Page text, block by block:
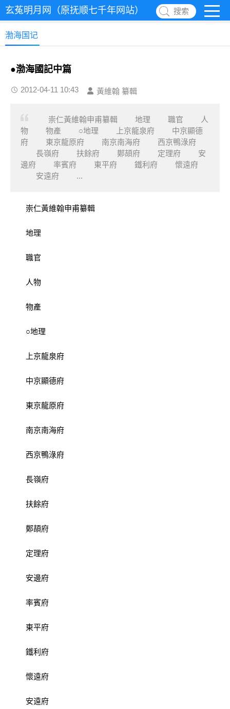
玄菟明月网（原抚顺七千年网站） 搜索
渤海国记
●渤海國記中篇
2012-04-11 10:43 黃維翰 纂輯
崇仁黃維翰申甫纂輯 地理 職官 人
物 物產 ○地理 上京龍泉府 中京顯德
府 東京龍原府 南京南海府 西京鴨淥府
長嶺府 扶餘府 鄚頡府 定理府 安
邊府 率賓府 東平府 鐵利府 懷遠府
安遠府 ...
崇仁黃維翰申甫纂輯
地理
職官
人物
物產
○地理
上京龍泉府
中京顯德府
東京龍原府
南京南海府
西京鴨淥府
長嶺府
扶餘府
鄚頡府
定理府
安邊府
率賓府
東平府
鐵利府
懷遠府
安遠府